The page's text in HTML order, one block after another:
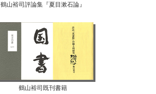
鶴山裕司評論集『夏目漱石論』
鶴山裕司既刊書籍